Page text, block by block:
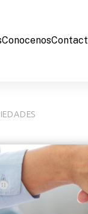
Conocenos